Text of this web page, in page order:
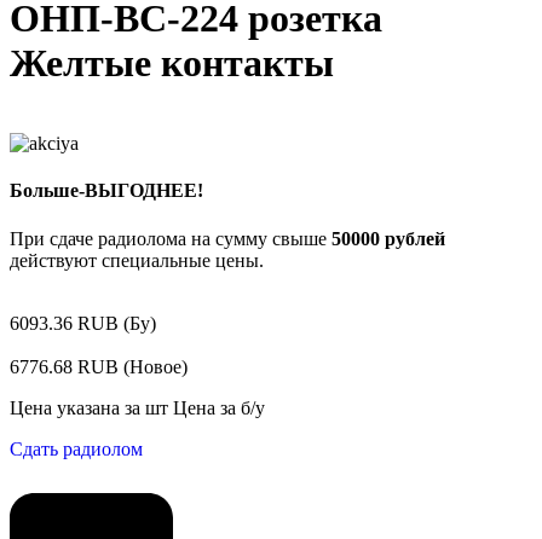
ОНП-ВС-224 розетка
Желтые контакты
Больше-ВЫГОДНЕЕ!
При сдаче радиолома на сумму свыше 50000 рублей
действуют специальные цены.
6093.36 RUB (Бу)
6776.68 RUB (Новое)
Цена указана за шт Цена за б/у
Сдать радиолом